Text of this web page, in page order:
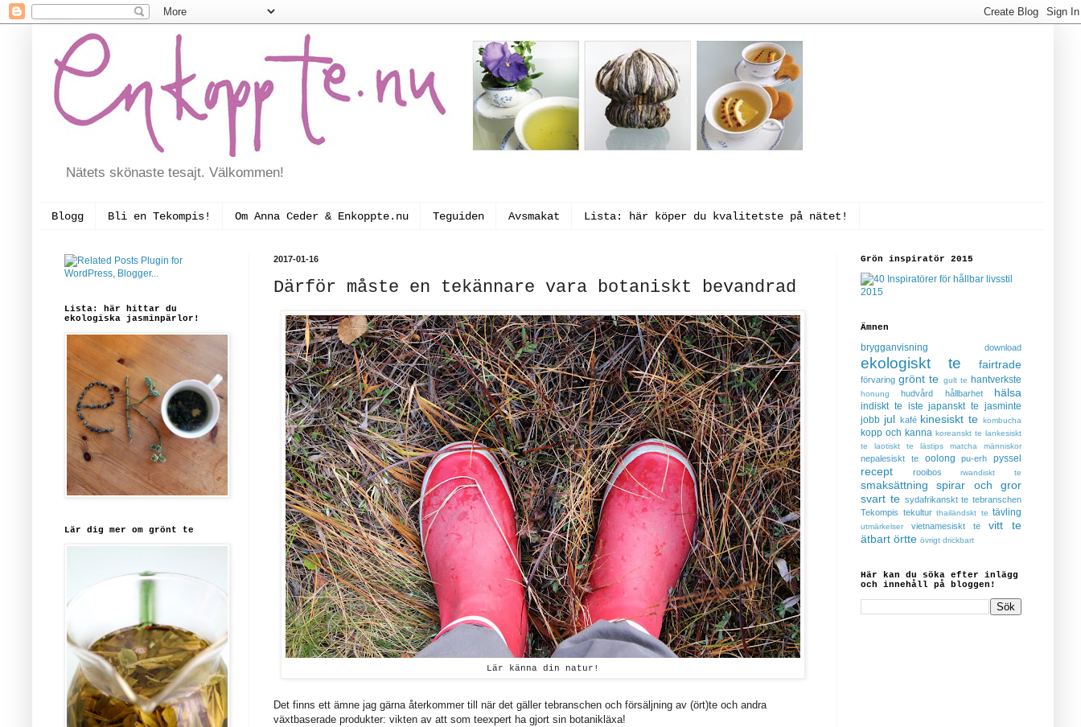
Nätets skönaste tesajt. Välkommen!
Blogg Bli en Tekompis! Om Anna Ceder & Enkoppte.nu Teguiden Avsmakat Lista: här köper du kvalitetste på nätet!
2017-01-16
Därför måste en tekännare vara botaniskt bevandrad
Lär känna din natur!
Det finns ett ämne jag gärna återkommer till när det gäller tebranschen och försäljning av (ört)te och andra
växtbaserade produkter: vikten av att som teexpert ha gjort sin botanikläxa!
Lista: här hittar du
ekologiska jasminpärlor!
Lär dig mer om grönt te
Grön inspiratör 2015
Ämnen
brygganvisning download
ekologiskt te fairtrade
förvaring grönt te gult te hantverkste
honung hudvård hållbarhet hälsa
indiskt te iste japanskt te jasminte
jobb jul kafé kinesiskt te kombucha
kopp och kanna koreanskt te lankesiskt
te
laotiskt te lästips matcha människor
nepalesiskt te oolong pu-erh pyssel
recept rooibos rwandiskt te
smaksättning
spirar och gror
svart te sydafrikanskt te tebranschen
Tekompis tekultur thailändskt te tävling
utmärkelser vietnamesiskt te
vitt te
ätbart örtte övrigt drickbart
Här kan du söka efter inlägg
och innehåll på bloggen!